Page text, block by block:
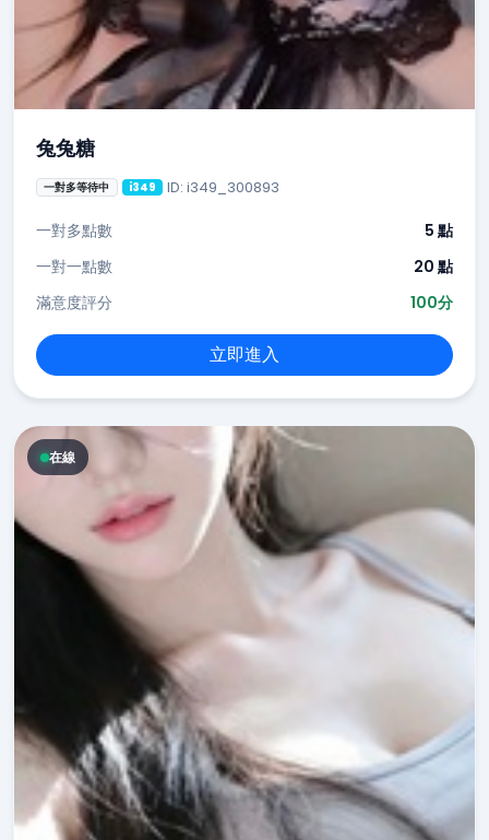
兔兔糖
一對多等待中 i349 ID: i349_300893
一對多點數
5 點
一對一點數
20 點
滿意度評分
100分
立即進入
在線